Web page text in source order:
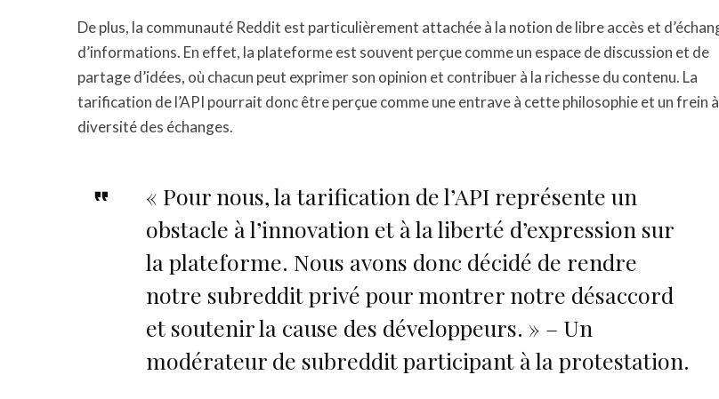
De plus, la communauté Reddit est particulièrement attachée à la notion de libre accès et
d’informations. En effet, la plateforme est souvent perçue comme un espace de discussion et de
partage d’idées, où chacun peut exprimer son opinion et contribuer à la richesse du contenu. La
tarification de l’API pourrait donc être perçue comme une entrave à cette philosophie et un frein
diversité des échanges.
« Pour nous, la tarification de l’API représente un
obstacle à l’innovation et à la liberté d’expression sur
la plateforme. Nous avons donc décidé de rendre
notre subreddit privé pour montrer notre désaccord
et soutenir la cause des développeurs. » – Un
modérateur de subreddit participant à la protestation.